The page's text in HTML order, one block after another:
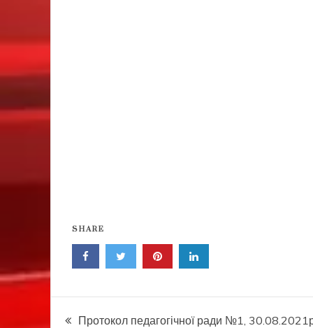
SHARE
Навігація
Протокол педагогічної ради №1,